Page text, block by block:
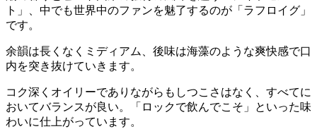
ト」、中でも世界中のファンを魅了するのが「ラフロイグ」
です。
余韻は長くなくミディアム、後味は海藻のような爽快感で口
内を突き抜けていきます。
コク深くオイリーでありながらもしつこさはなく、すべてに
おいてバランスが良い。「ロックで飲んでこそ」といった味
わいに仕上がっています。